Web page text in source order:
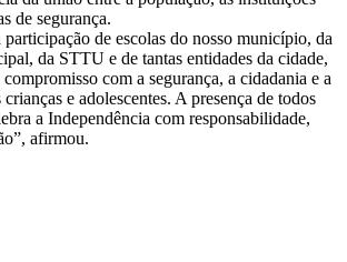
de segurança.
de escolas do nosso município, da
da STTU e de tantas entidades da cidade,
com a segurança, a cidadania e a
e adolescentes. A presença de todos
a Independência com responsabilidade,
afirmou.